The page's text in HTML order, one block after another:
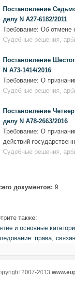
Постановление
делу N А27-6182/2011
Требование: Об отмене
Судебные решения,
Постановление
N А73-1414/2016
Требование: О
Судебные решения,
Постановление
делу N А78-2663/2016
Требование: О
действий
Судебные решения,
документов: 9
также:
и основные
права,
2007-2013